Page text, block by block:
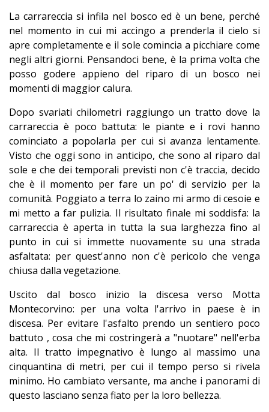
La carrareccia si infila nel bosco ed è un bene, perché
nel momento in cui mi accingo a prenderla il cielo si
apre completamente e il sole comincia a picchiare come
negli altri giorni. Pensandoci bene, è la prima volta che
posso godere appieno del riparo di un bosco nei
momenti di maggior calura.
Dopo svariati chilometri raggiungo un tratto dove la
carrareccia è poco battuta: le piante e i rovi hanno
cominciato a popolarla per cui si avanza lentamente.
Visto che oggi sono in anticipo, che sono al riparo dal
sole e che dei temporali previsti non c'è traccia, decido
che è il momento per fare un po' di servizio per la
comunità. Poggiato a terra lo zaino mi armo di cesoie e
mi metto a far pulizia. Il risultato finale mi soddisfa: la
carrareccia è aperta in tutta la sua larghezza fino al
punto in cui si immette nuovamente su una strada
asfaltata: per quest'anno non c'è pericolo che venga
chiusa dalla vegetazione.
Uscito dal bosco inizio la discesa verso Motta
Montecorvino: per una volta l'arrivo in paese è in
discesa. Per evitare l'asfalto prendo un sentiero poco
battuto , cosa che mi costringerà a "nuotare" nell'erba
alta. Il tratto impegnativo è lungo al massimo una
cinquantina di metri, per cui il tempo perso si rivela
minimo. Ho cambiato versante, ma anche i panorami di
questo lasciano senza fiato per la loro bellezza.